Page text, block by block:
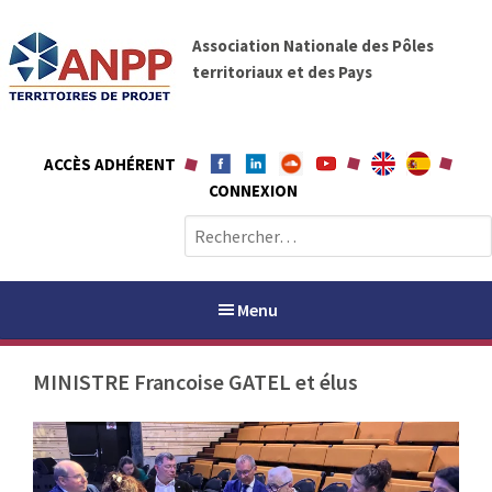
t
A
N
P
P
Association Nationale des Pôles
territoriaux et des Pays
ACCÈS ADHÉRENT
CONNEXION
e
c
c
e
r
Menu
PAYS / PETR
ANPP
MINISTRE Francoise GATEL et élus